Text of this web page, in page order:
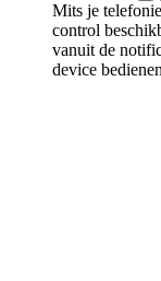
Mits je
control
vanuit de
device